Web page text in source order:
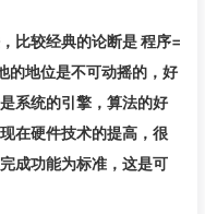
比较经典的论断是 程序=
的地位是不可动摇的，好
系统的引擎，算法的好
在硬件技术的提高，很
成功能为标准，这是可